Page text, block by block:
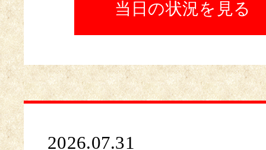
当日の状況を見る
2026.07.31